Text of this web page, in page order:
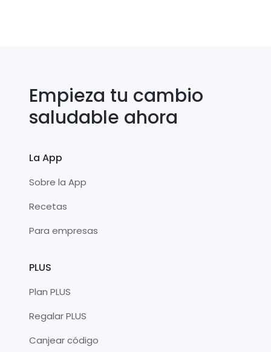
Empieza tu cambio
saludable ahora
La App
Sobre la App
Recetas
Para empresas
PLUS
Plan PLUS
Regalar PLUS
Canjear código